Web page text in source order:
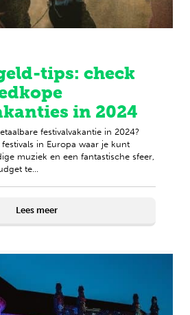
tips: check
in 2024
festivalvakantie in 2024?
in Europa waar je kunt
muziek en een fantastische sfeer,
te...
Lees meer